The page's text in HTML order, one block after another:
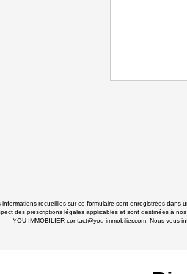
informations recueillies sur ce formulaire sont enregistrées
des prescriptions légales applicables et sont destinées à
YOU IMMOBILIER contact@you-immobilier.com. Nous